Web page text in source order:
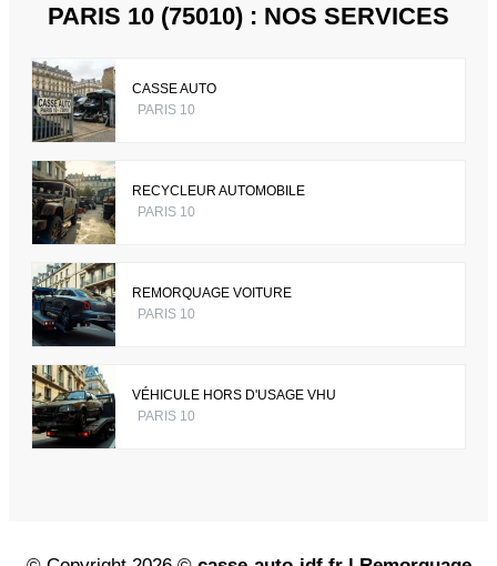
PARIS 10 (75010) : NOS SERVICES
CASSE AUTO
PARIS 10
RECYCLEUR AUTOMOBILE
PARIS 10
REMORQUAGE VOITURE
PARIS 10
VÉHICULE HORS D'USAGE VHU
PARIS 10